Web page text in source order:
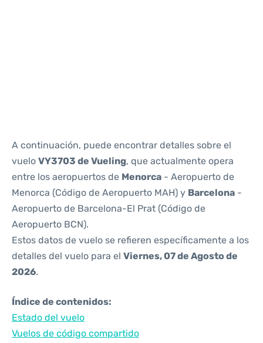
A continuación, puede encontrar detalles sobre el
vuelo VY3703 de Vueling, que actualmente opera
entre los aeropuertos de Menorca - Aeropuerto de
Menorca (Código de Aeropuerto MAH) y Barcelona -
Aeropuerto de Barcelona-El Prat (Código de
Aeropuerto BCN).
Estos datos de vuelo se refieren específicamente a los
detalles del vuelo para el Viernes, 07 de Agosto de
2026.
Índice de contenidos:
Estado del vuelo
Vuelos de código compartido